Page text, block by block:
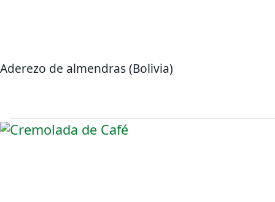
Aderezo de almendras (Bolivia)